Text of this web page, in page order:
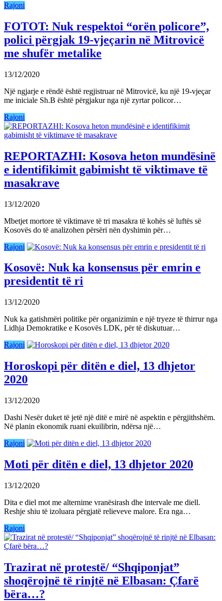
Rajoni
FOTOT: Nuk respektoi “orën policore”,
polici përgjak 19-vjeçarin në Mitrovicë
me shufër metalike
13/12/2020
Një ngjarje e rëndë është regjistruar në Mitrovicë, ku një 19-vjeçar
me iniciale Sh.B është përgjakur nga një zyrtar policor…
Rajoni
REPORTAZHI: Kosova heton mundësinë
e identifikimit gabimisht të viktimave të
masakrave
13/12/2020
Mbetjet mortore të viktimave të tri masakra të kohës së luftës së
Kosovës do të analizohen përsëri nën dyshimin për…
Rajoni
Kosovë: Nuk ka konsensus për emrin e
presidentit të ri
13/12/2020
Nuk ka gatishmëri politike për organizimin e një tryeze të thirrur nga
Lidhja Demokratike e Kosovës LDK, për të diskutuar…
Rajoni
Horoskopi për ditën e diel, 13 dhjetor
2020
13/12/2020
Dashi Nesër duket të jetë një ditë e mirë në aspektin e përgjithshëm.
Në planin ekonomik ruani ekuilibrin, ndërsa një…
Rajoni
Moti për ditën e diel, 13 dhjetor 2020
13/12/2020
Dita e diel mot me alternime vranësirash dhe intervale me diell.
Reshje shiu të izoluara përgjatë relieveve malore. Era nga…
Rajoni
Trazirat në protestë/ “Shqiponjat”
shoqërojnë të rinjtë në Elbasan: Çfarë
bëra…?